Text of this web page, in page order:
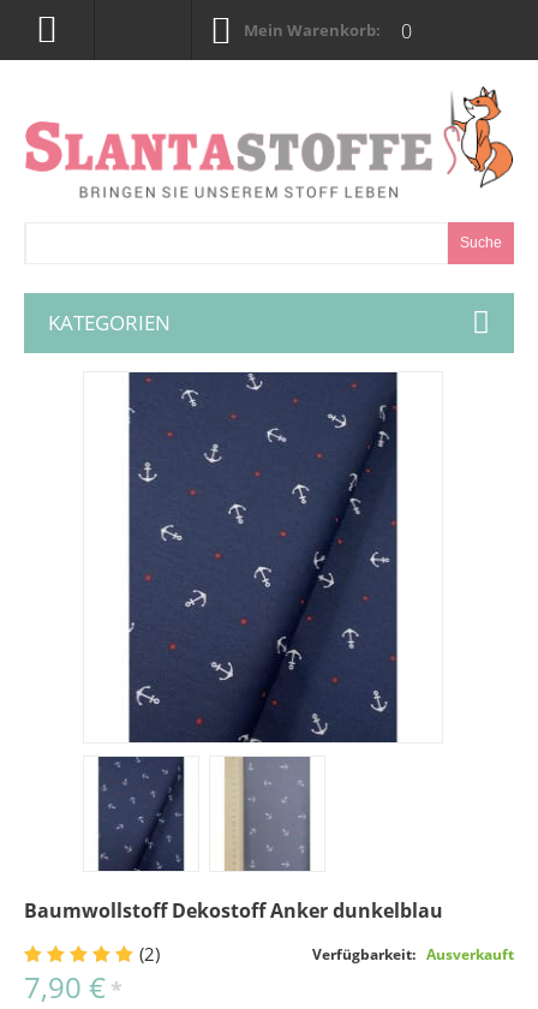
Mein Warenkorb: 0
Suche
KATEGORIEN
Baumwollstoff Dekostoff Anker dunkelblau
(2) Verfügbarkeit: Ausverkauft
7,90 € *